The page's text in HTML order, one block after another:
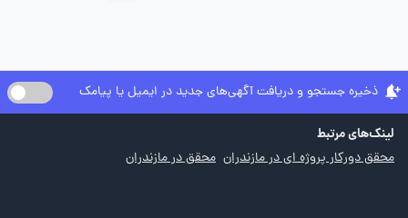
ذخیره جستجو و دریافت آگهی‌های جدید در ایمیل یا پیامک
لینک‌های مرتبط
محقق دورکار پروژه ای در مازندران محقق در مازندران